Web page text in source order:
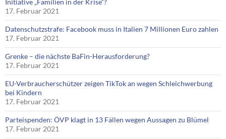
Initiative „Familien in der Krise“?
17. Februar 2021
Datenschutzstrafe: Facebook muss in Italien 7 Millionen Euro zahlen
17. Februar 2021
Grenke – die nächste BaFin-Herausforderung?
17. Februar 2021
EU-Verbraucherschützer zeigen TikTok an wegen Schleichwerbung
bei Kindern
17. Februar 2021
Parteispenden: ÖVP klagt in 13 Fällen wegen Aussagen zu Blümel
17. Februar 2021